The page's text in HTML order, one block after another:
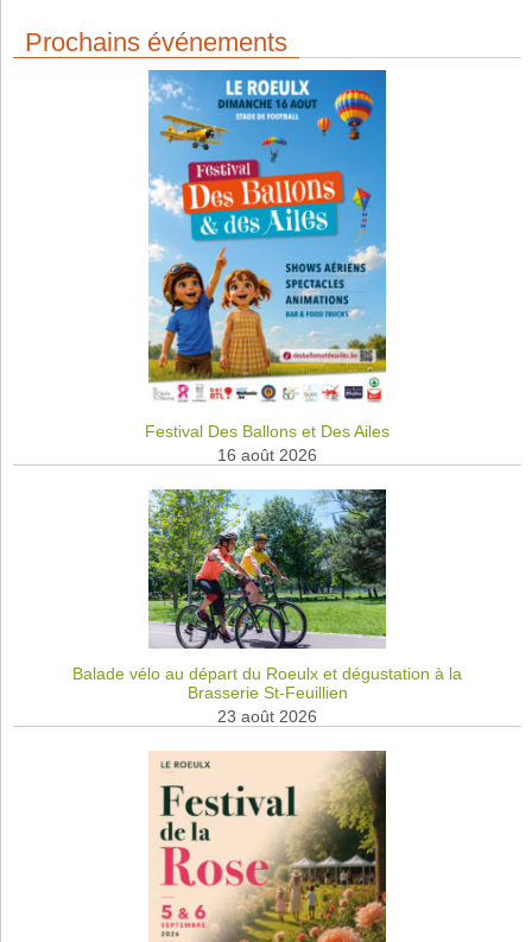
Prochains événements
Festival Des Ballons et Des Ailes
16 août 2026
Balade vélo au départ du Roeulx et dégustation à la
Brasserie St-Feuillien
23 août 2026